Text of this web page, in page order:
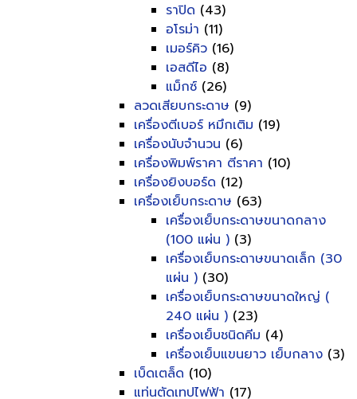
ราปิด (43)
อโรม่า (11)
เมอร์คิว (16)
เอสดีไอ (8)
แม็กซ์ (26)
ลวดเสียบกระดาษ (9)
เครื่องตีเบอร์ หมึกเติม (19)
เครื่องนับจำนวน (6)
เครื่องพิมพ์ราคา ตีราคา (10)
เครื่องยิงบอร์ด (12)
เครื่องเย็บกระดาษ (63)
เครื่องเย็บกระดาษขนาดกลาง
(100 แผ่น ) (3)
เครื่องเย็บกระดาษขนาดเล็ก (30
แผ่น ) (30)
เครื่องเย็บกระดาษขนาดใหญ่ (
240 แผ่น ) (23)
เครื่องเย็บชนิดคีม (4)
เครื่องเย็บแขนยาว เย็บกลาง (3)
เบ็ดเตล็ด (10)
แท่นตัดเทปไฟฟ้า (17)